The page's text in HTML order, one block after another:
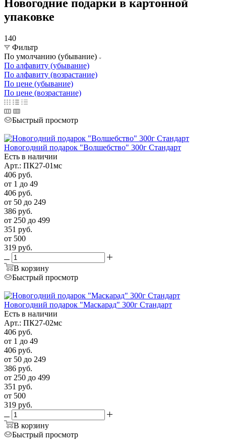
Новогодние подарки в картонной
упаковке
140
Фильтр
По умолчанию (убывание)
По алфавиту (убывание)
По алфавиту (возрастание)
По цене (убывание)
По цене (возрастание)
Быстрый просмотр
Новогодний подарок "Волшебство" 300г Стандарт
Есть в наличии
Арт.: ПК27-01мс
406 руб.
от 1 до 49
406 руб.
от 50 до 249
386 руб.
от 250 до 499
351 руб.
от 500
319 руб.
В корзину
Быстрый просмотр
Новогодний подарок "Маскарад" 300г Стандарт
Есть в наличии
Арт.: ПК27-02мс
406 руб.
от 1 до 49
406 руб.
от 50 до 249
386 руб.
от 250 до 499
351 руб.
от 500
319 руб.
В корзину
Быстрый просмотр